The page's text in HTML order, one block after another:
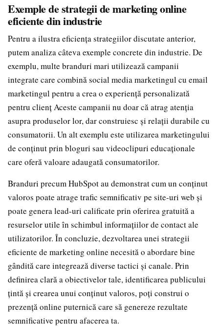
Exemple de strategii de marketing online
eficiente din industrie
Pentru a ilustra eficiența strategiilor discutate anterior,
putem analiza câteva exemple concrete din industrie. De
exemplu, multe branduri mari utilizează campanii
integrate care combină social media marketingul cu email
marketingul pentru a crea o experiență personalizată
pentru clienț Aceste campanii nu doar că atrag atenția
asupra produselor lor, dar construiesc și relații durabile cu
consumatorii. Un alt exemplu este utilizarea marketingului
de conținut prin bloguri sau videoclipuri educaționale
care oferă valoare adaugată consumatorilor.
Branduri precum HubSpot au demonstrat cum un conținut
valoros poate atrage trafic semnificativ pe site-uri web și
poate genera lead-uri calificate prin oferirea gratuită a
resurselor utile în schimbul informațiilor de contact ale
utilizatorilor. În concluzie, dezvoltarea unei strategii
eficiente de marketing online necesită o abordare bine
gândită care integrează diverse tactici și canale. Prin
definirea clară a obiectivelor tale, identificarea publicului
țintă și crearea unui conținut valoros, poți construi o
prezență online puternică care să genereze rezultate
semnificative pentru afacerea ta.